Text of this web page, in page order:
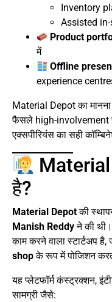
Inventory
Assisted
Product
में
Offline
experience
Material Depot का
फैसले high-involvement
एक्सपीरियंस का सही
Material
है?
Material Depotकी
Manish Reddyने की
काम करने वाला स्टार्टअप है,
shopके रूप में पोजिशन
यह प्लेटफॉर्म कंस्ट्रक्शन,
सामग्री जैसे: